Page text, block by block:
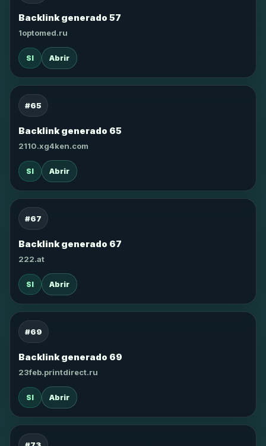
Backlink generado 57
1optomed.ru
SI Abrir
#65
Backlink generado 65
2110.xg4ken.com
SI Abrir
#67
Backlink generado 67
222.at
SI Abrir
#69
Backlink generado 69
23feb.printdirect.ru
SI Abrir